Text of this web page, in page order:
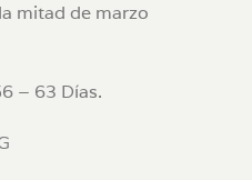
mitad de marzo
– 63 Días.